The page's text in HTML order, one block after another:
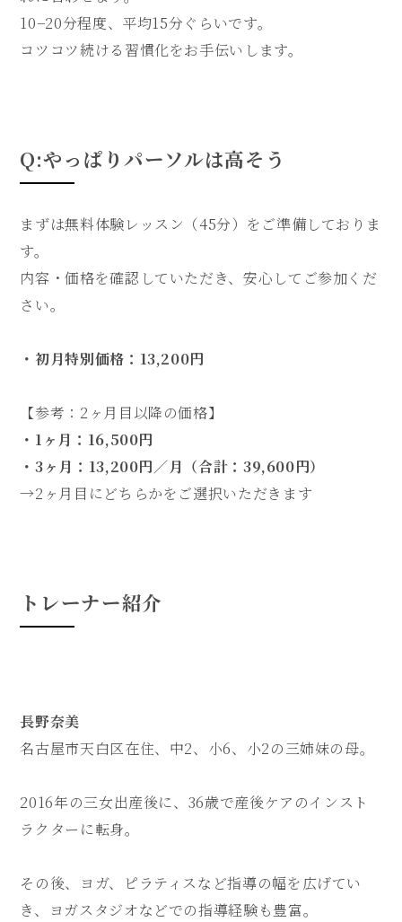
10−20分程度、平均15分ぐらいです。
コツコツ続ける習慣化をお手伝いします。
Q:やっぱりパーソルは高そう
まずは無料体験レッスン（45分）をご準備しておりま
す。
内容・価格を確認していただき、安心してご参加くだ
さい。
・初月特別価格：13,200円
【参考：2ヶ月目以降の価格】
・1ヶ月：16,500円
・3ヶ月：13,200円／月（合計：39,600円）
→2ヶ月目にどちらかをご選択いただきます
トレーナー紹介
長野奈美
名古屋市天白区在住、中2、小6、小2の三姉妹の母。
2016年の三女出産後に、36歳で産後ケアのインスト
ラクターに転身。
その後、ヨガ、ピラティスなど指導の幅を広げてい
き、ヨガスタジオなどでの指導経験も豊富。